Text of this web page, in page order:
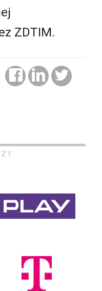
ZDTIM.